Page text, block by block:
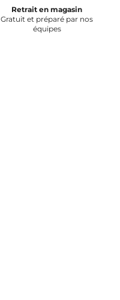
Retrait en magasin
Gratuit et préparé par nos
équipes